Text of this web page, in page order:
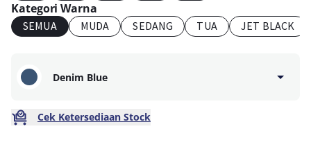
Kategori Warna
SEMUA MUDA SEDANG TUA JET BLACK
Denim Blue
Cek Ketersediaan Stock